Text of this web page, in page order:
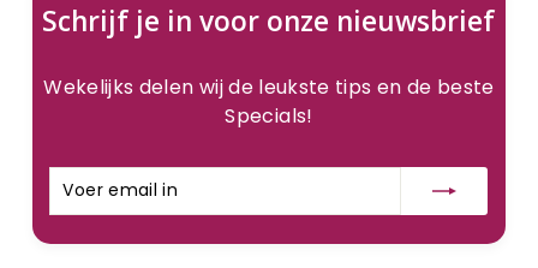
Schrijf je in voor onze nieuwsbrief
Wekelijks delen wij de leukste tips en de beste
Specials!